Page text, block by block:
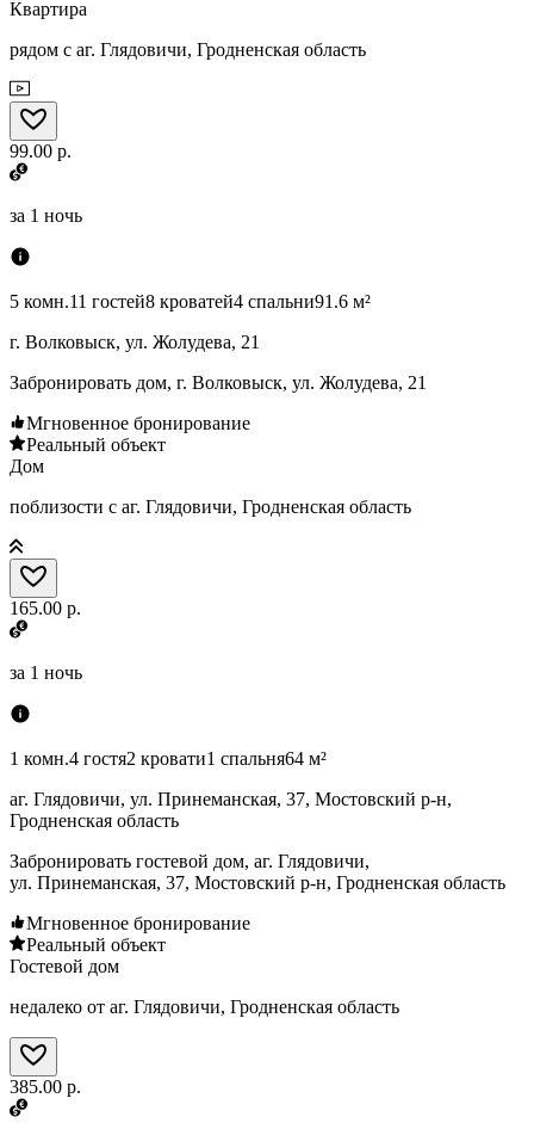
Квартира
рядом с аг. Глядовичи, Гродненская область
99.00 р.
за 1 ночь
5 комн.11 гостей8 кроватей4 спальни91.6 м²
г. Волковыск, ул. Жолудева, 21
Забронировать дом, г. Волковыск, ул. Жолудева, 21
Мгновенное бронирование
Реальный объект
Дом
поблизости с аг. Глядовичи, Гродненская область
165.00 р.
за 1 ночь
1 комн.4 гостя2 кровати1 спальня64 м²
аг. Глядовичи, ул. Принеманская, 37, Мостовский р-н,
Гродненская область
Забронировать гостевой дом, аг. Глядовичи,
ул. Принеманская, 37, Мостовский р-н, Гродненская область
Мгновенное бронирование
Реальный объект
Гостевой дом
недалеко от аг. Глядовичи, Гродненская область
385.00 р.